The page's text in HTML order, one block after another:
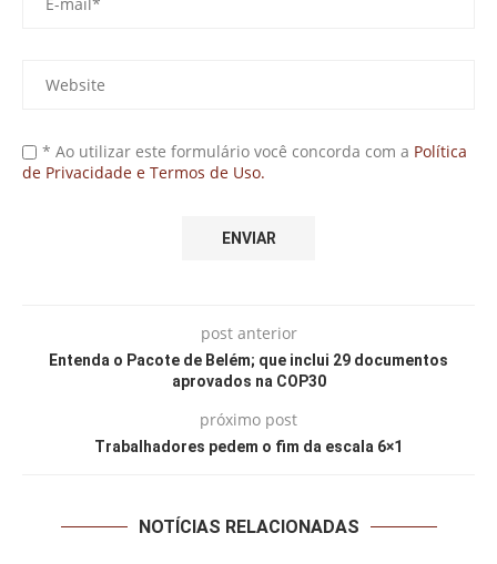
* Ao utilizar este formulário você concorda com a Política
de Privacidade e Termos de Uso.
post anterior
Entenda o Pacote de Belém; que inclui 29 documentos
aprovados na COP30
próximo post
Trabalhadores pedem o fim da escala 6×1
NOTÍCIAS RELACIONADAS